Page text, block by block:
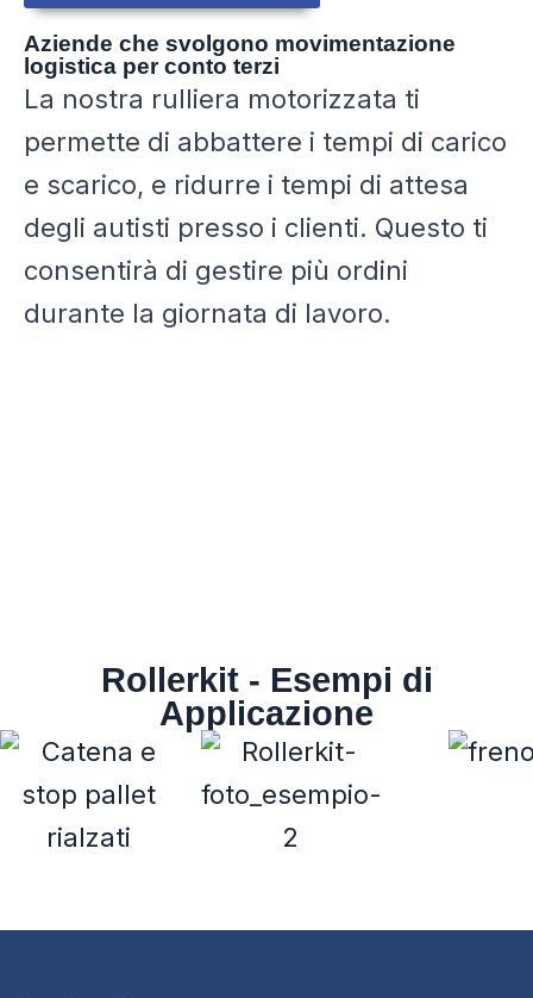
Aziende che svolgono movimentazione
logistica per conto terzi
La nostra rulliera motorizzata ti
permette di abbattere i tempi di carico
e scarico, e ridurre i tempi di attesa
degli autisti presso i clienti. Questo ti
consentirà di gestire più ordini
durante la giornata di lavoro.
Rollerkit - Esempi di
Applicazione